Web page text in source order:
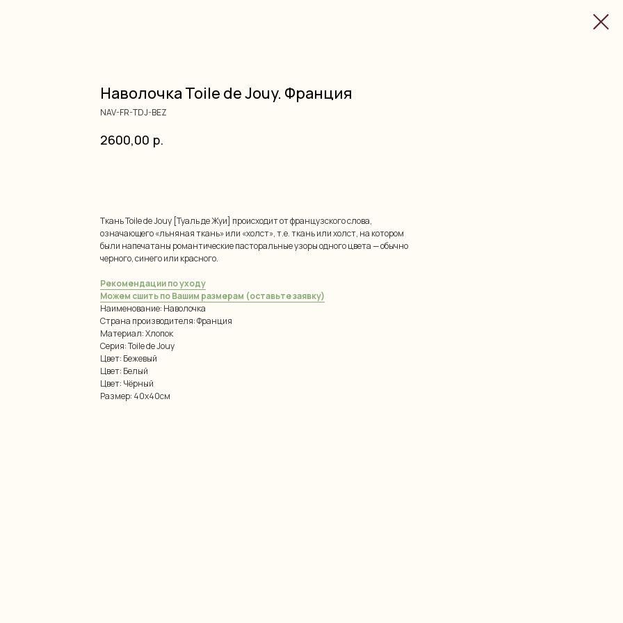
Наволочка Toile de Jouy. Франция
NAV-FR-TDJ-BEZ
2600,00 р.
Ткань Toile de Jouy [Туаль де Жуи] происходит от французского слова,
означающего «льняная ткань» или «холст», т.е. ткань или холст, на котором
были напечатаны романтические пасторальные узоры одного цвета — обычно
черного, синего или красного.
Рекомендации по уходу
Можем сшить по Вашим размерам (оставьте заявку)
Наименование: Наволочка
Страна производителя: Франция
Материал: Хлопок
Серия: Toile de Jouy
Цвет: Бежевый
Цвет: Белый
Цвет: Чёрный
Размер: 40х40см